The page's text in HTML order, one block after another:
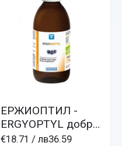
ЕРЖИОПТИЛ -
ERGYOPTYL добро
зрение и
€18.71 / лв36.59